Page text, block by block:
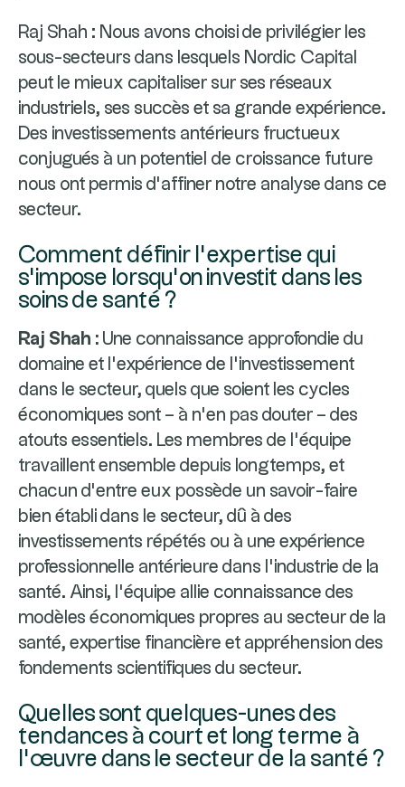
Raj Shah : Nous avons choisi de privilégier les
sous-secteurs dans lesquels Nordic Capital
peut le mieux capitaliser sur ses réseaux
industriels, ses succès et sa grande expérience.
Des investissements antérieurs fructueux
conjugués à un potentiel de croissance future
nous ont permis d’affiner notre analyse dans ce
secteur.
Comment définir l’expertise qui
s’impose lorsqu’on investit dans les
soins de santé ?
Raj Shah : Une connaissance approfondie du
domaine et l’expérience de l’investissement
dans le secteur, quels que soient les cycles
économiques sont – à n’en pas douter – des
atouts essentiels. Les membres de l’équipe
travaillent ensemble depuis longtemps, et
chacun d’entre eux possède un savoir-faire
bien établi dans le secteur, dû à des
investissements répétés ou à une expérience
professionnelle antérieure dans l’industrie de la
santé. Ainsi, l’équipe allie connaissance des
modèles économiques propres au secteur de la
santé, expertise financière et appréhension des
fondements scientifiques du secteur.
Quelles sont quelques-unes des
tendances à court et long terme à
l’œuvre dans le secteur de la santé ?